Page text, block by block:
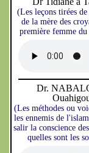
(Les leçons tirées
de la mère des
première femme du
Dr.
(Les méthodes ou
les ennemis de
salir la conscience
quelles sont les